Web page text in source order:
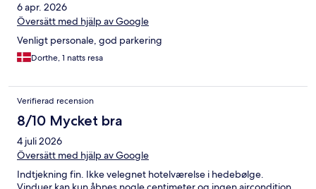
6 apr. 2026
Översätt med hjälp av Google
Venligt personale, god parkering
Dorthe, 1 natts resa
Verifierad recension
8/10 Mycket bra
4 juli 2026
Översätt med hjälp av Google
Indtjekning fin. Ikke velegnet hotelværelse i hedebølge.